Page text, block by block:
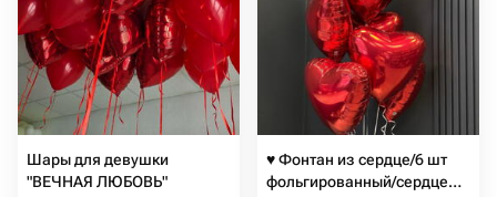
Шары для девушки
"ВЕЧНАЯ ЛЮБОВЬ"
♥️ Фонтан из сердце/6 шт
фольгированный/сердце